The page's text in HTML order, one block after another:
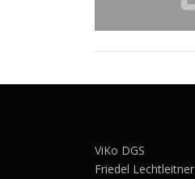
ViKo DGS
Friedel Lechtleitner